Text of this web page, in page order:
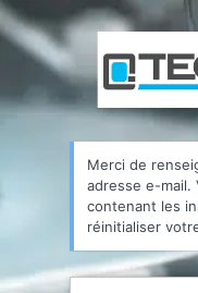
Mot
de
passe
oublié
Merci de
adresse e-mail.
contenant les
réinitialiser